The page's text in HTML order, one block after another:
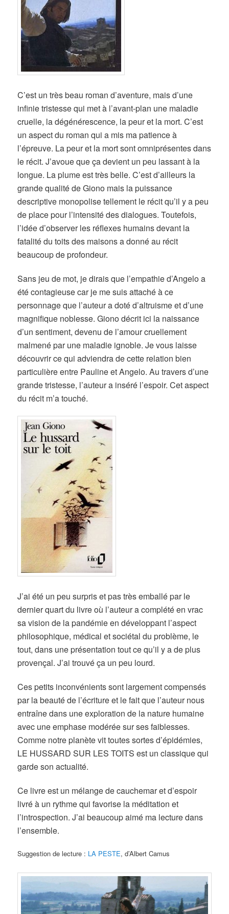
C’est un très beau roman d’aventure, mais d’une
infinie tristesse qui met à l’avant-plan une maladie
cruelle, la dégénérescence, la peur et la mort. C’est
un aspect du roman qui a mis ma patience à
l’épreuve. La peur et la mort sont omniprésentes dans
le récit. J’avoue que ça devient un peu lassant à la
longue. La plume est très belle. C’est d’ailleurs la
grande qualité de Giono mais la puissance
descriptive monopolise tellement le récit qu’il y a peu
de place pour l’intensité des dialogues. Toutefois,
l’idée d’observer les réflexes humains devant la
fatalité du toits des maisons a donné au récit
beaucoup de profondeur.
Sans jeu de mot, je dirais que l’empathie d’Angelo a
été contagieuse car je me suis attaché à ce
personnage que l’auteur a doté d’altruisme et d’une
magnifique noblesse. Giono décrit ici la naissance
d’un sentiment, devenu de l’amour cruellement
malmené par une maladie ignoble. Je vous laisse
découvrir ce qui adviendra de cette relation bien
particulière entre Pauline et Angelo. Au travers d’une
grande tristesse, l’auteur a inséré l’espoir. Cet aspect
du récit m’a touché.
J’ai été un peu surpris et pas très emballé par le
dernier quart du livre où l’auteur a complété en vrac
sa vision de la pandémie en développant l’aspect
philosophique, médical et sociétal du problème, le
tout, dans une présentation tout ce qu’il y a de plus
provençal. J’ai trouvé ça un peu lourd.
Ces petits inconvénients sont largement compensés
par la beauté de l’écriture et le fait que l’auteur nous
entraîne dans une exploration de la nature humaine
avec une emphase modérée sur ses faiblesses.
Comme notre planète vit toutes sortes d’épidémies,
LE HUSSARD SUR LES TOITS est un classique qui
garde son actualité.
Ce livre est un mélange de cauchemar et d’espoir
livré à un rythme qui favorise la méditation et
l’introspection. J’ai beaucoup aimé ma lecture dans
l’ensemble.
Suggestion de lecture : LA PESTE, d’Albert Camus